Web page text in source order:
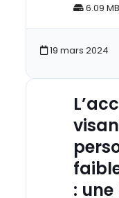
6.09 MB
19 mars 2024
: